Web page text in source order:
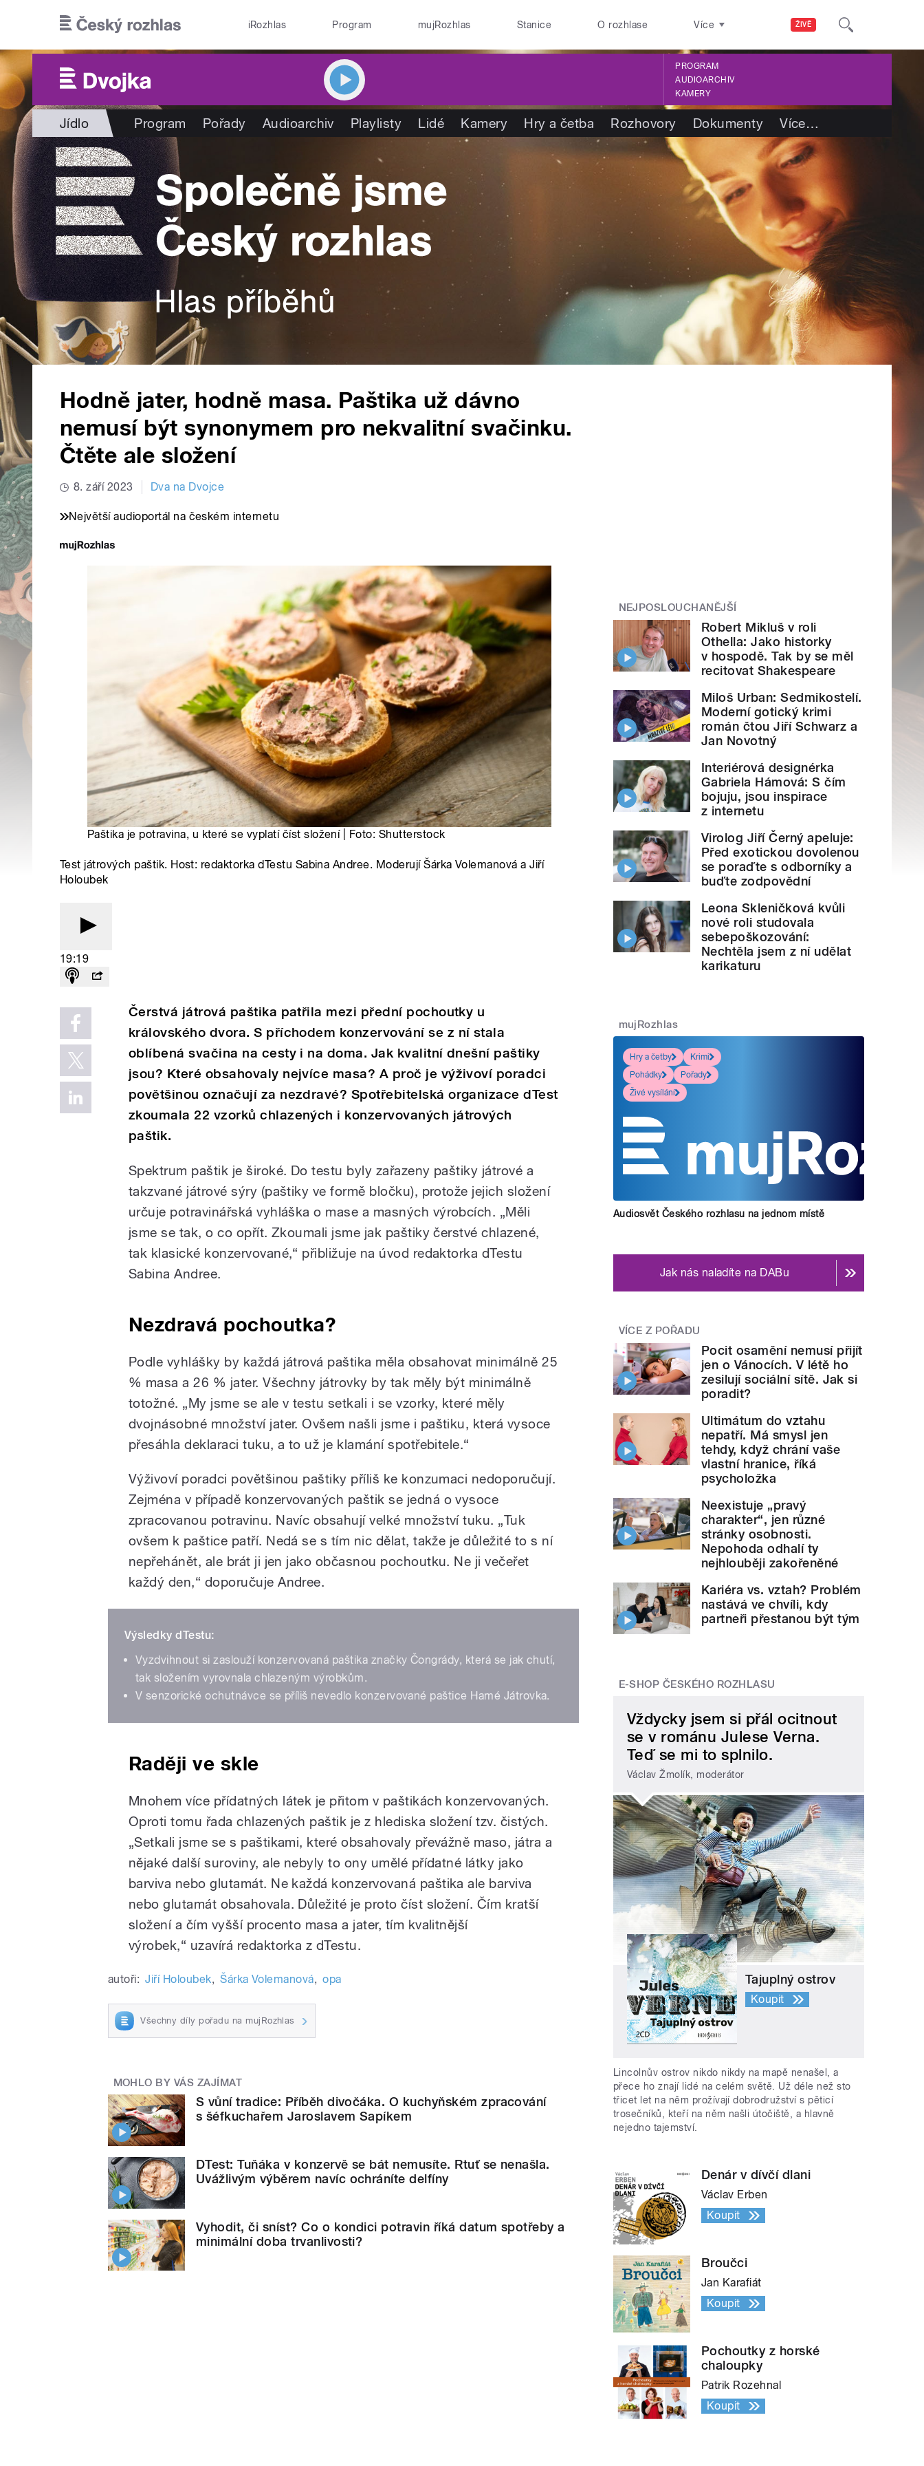
ŽIVĚ
iRozhlas Program mujRozhlas Stanice O rozhlase Více
PROGRAM
AUDIOARCHIV
KAMERY
Jídlo Program Pořady Audioarchiv Playlisty Lidé Kamery Hry a četba Rozhovory Dokumenty Více…
Hodně jater, hodně masa. Paštika už dávno
nemusí být synonymem pro nekvalitní svačinku.
Čtěte ale složení
8. září 2023 Dva na Dvojce
Největší audioportál na českém internetu
Paštika je potravina, u které se vyplatí číst složení | Foto: Shutterstock
Test játrových paštik. Host: redaktorka dTestu Sabina Andree. Moderují Šárka Volemanová a Jiří
Holoubek
19:19
Čerstvá játrová paštika patřila mezi přední pochoutky u
královského dvora. S příchodem konzervování se z ní stala
oblíbená svačina na cesty i na doma. Jak kvalitní dnešní paštiky
jsou? Které obsahovaly nejvíce masa? A proč je výživoví poradci
povětšinou označují za nezdravé? Spotřebitelská organizace dTest
zkoumala 22 vzorků chlazených i konzervovaných játrových
paštik.
Spektrum paštik je široké. Do testu byly zařazeny paštiky játrové a
takzvané játrové sýry (paštiky ve formě bločku), protože jejich složení
určuje potravinářská vyhláška o mase a masných výrobcích. „Měli
jsme se tak, o co opřít. Zkoumali jsme jak paštiky čerstvé chlazené,
tak klasické konzervované,“ přibližuje na úvod redaktorka dTestu
Sabina Andree.
Nezdravá pochoutka?
Podle vyhlášky by každá játrová paštika měla obsahovat minimálně 25
% masa a 26 % jater. Všechny játrovky by tak měly být minimálně
totožné. „My jsme se ale v testu setkali i se vzorky, které měly
dvojnásobné množství jater. Ovšem našli jsme i paštiku, která vysoce
přesáhla deklaraci tuku, a to už je klamání spotřebitele.“
Výživoví poradci povětšinou paštiky příliš ke konzumaci nedoporučují.
Zejména v případě konzervovaných paštik se jedná o vysoce
zpracovanou potravinu. Navíc obsahují velké množství tuku. „Tuk
ovšem k paštice patří. Nedá se s tím nic dělat, takže je důležité to s ní
nepřehánět, ale brát ji jen jako občasnou pochoutku. Ne ji večeřet
každý den,“ doporučuje Andree.
Výsledky dTestu:
Vyzdvihnout si zaslouží konzervovaná paštika značky Čongrády, která se jak chutí,
tak složením vyrovnala chlazeným výrobkům.
V senzorické ochutnávce se příliš nevedlo konzervované paštice Hamé Játrovka.
Raději ve skle
Mnohem více přídatných látek je přitom v paštikách konzervovaných.
Oproti tomu řada chlazených paštik je z hlediska složení tzv. čistých.
„Setkali jsme se s paštikami, které obsahovaly převážně maso, játra a
nějaké další suroviny, ale nebyly to ony umělé přídatné látky jako
barviva nebo glutamát. Ne každá konzervovaná paštika ale barviva
nebo glutamát obsahovala. Důležité je proto číst složení. Čím kratší
složení a čím vyšší procento masa a jater, tím kvalitnější
výrobek,“ uzavírá redaktorka z dTestu.
autoři: Jiří Holoubek, Šárka Volemanová, opa
Všechny díly pořadu na mujRozhlas
MOHLO BY VÁS ZAJÍMAT
S vůní tradice: Příběh divočáka. O kuchyňském zpracování
s šéfkuchařem Jaroslavem Sapíkem
DTest: Tuňáka v konzervě se bát nemusíte. Rtuť se nenašla.
Uvážlivým výběrem navíc ochráníte delfíny
Vyhodit, či sníst? Co o kondici potravin říká datum spotřeby a
minimální doba trvanlivosti?
NEJPOSLOUCHANĚJŠÍ
Robert Mikluš v roli
Othella: Jako historky
v hospodě. Tak by se měl
recitovat Shakespeare
Miloš Urban: Sedmikostelí.
Moderní gotický krimi
román čtou Jiří Schwarz a
Jan Novotný
Interiérová designérka
Gabriela Hámová: S čím
bojuju, jsou inspirace
z internetu
Virolog Jiří Černý apeluje:
Před exotickou dovolenou
se poraďte s odborníky a
buďte zodpovědní
Leona Skleničková kvůli
nové roli studovala
sebepoškozování:
Nechtěla jsem z ní udělat
karikaturu
mujRozhlas
Hry a četby
Krimi
Pohádky
Pořady
Živé vysílání
Audiosvět Českého rozhlasu na jednom místě
Jak nás naladíte na DABu
VÍCE Z POŘADU
Pocit osamění nemusí přijít
jen o Vánocích. V létě ho
zesilují sociální sítě. Jak si
poradit?
Ultimátum do vztahu
nepatří. Má smysl jen
tehdy, když chrání vaše
vlastní hranice, říká
psycholožka
Neexistuje „pravý
charakter“, jen různé
stránky osobnosti.
Nepohoda odhalí ty
nejhlouběji zakořeněné
Kariéra vs. vztah? Problém
nastává ve chvíli, kdy
partneři přestanou být tým
E-SHOP ČESKÉHO ROZHLASU
Vždycky jsem si přál ocitnout
se v románu Julese Verna.
Teď se mi to splnilo.
Václav Žmolík, moderátor
Tajuplný ostrov
Koupit
Lincolnův ostrov nikdo nikdy na mapě nenašel, a
přece ho znají lidé na celém světě. Už déle než sto
třicet let na něm prožívají dobrodružství s pěticí
trosečníků, kteří na něm našli útočiště, a hlavně
nejedno tajemství.
Denár v dívčí dlani
Václav Erben
Koupit
Broučci
Jan Karafiát
Koupit
Pochoutky z horské
chaloupky
Patrik Rozehnal
Koupit